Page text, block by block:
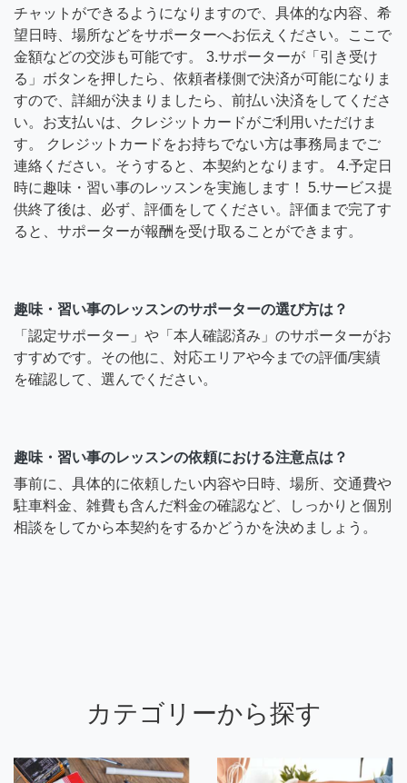
チャットができるようになりますので、具体的な内容、希
望日時、場所などをサポーターへお伝えください。ここで
金額などの交渉も可能です。 3.サポーターが「引き受け
る」ボタンを押したら、依頼者様側で決済が可能になりま
すので、詳細が決まりましたら、前払い決済をしてくださ
い。お支払いは、クレジットカードがご利用いただけま
す。 クレジットカードをお持ちでない方は事務局までご
連絡ください。そうすると、本契約となります。 4.予定日
時に趣味・習い事のレッスンを実施します！ 5.サービス提
供終了後は、必ず、評価をしてください。評価まで完了す
ると、サポーターが報酬を受け取ることができます。
趣味・習い事のレッスンのサポーターの選び方は？
「認定サポーター」や「本人確認済み」のサポーターがお
すすめです。その他に、対応エリアや今までの評価/実績
を確認して、選んでください。
趣味・習い事のレッスンの依頼における注意点は？
事前に、具体的に依頼したい内容や日時、場所、交通費や
駐車料金、雑費も含んだ料金の確認など、しっかりと個別
相談をしてから本契約をするかどうかを決めましょう。
カテゴリーから探す